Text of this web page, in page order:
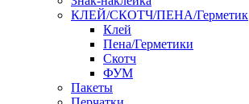
КЛЕЙ/СКОТЧ/ПЕНА/Герметик
Клей
Пена/Герметики
Скотч
ФУМ
Пакеты